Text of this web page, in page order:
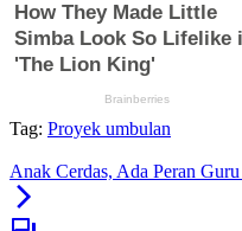
Tag: Proyek umbulan
Anak Cerdas, Ada Peran